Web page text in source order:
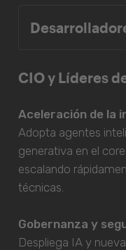
CIO y Líderes
Aceleración de la
Adopta agentes
generativa en el
escalando
técnicas.
Gobernanza y
Despliega IA y